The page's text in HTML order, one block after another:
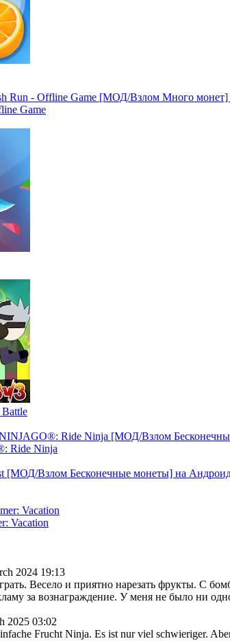
Game
Ride Ninja
Vacation
2024 19:13
Весело и приятно нарезать фрукты. С
за вознаграждение. У меня не было ни
2025 03:02
Frucht Ninja. Es ist nur viel schwieriger.